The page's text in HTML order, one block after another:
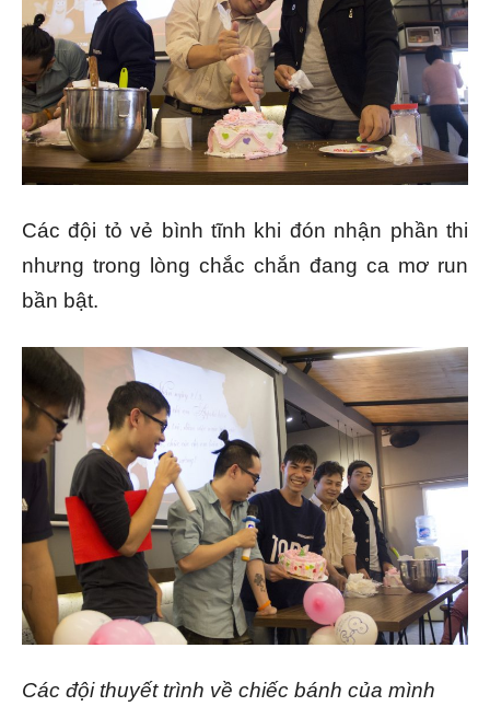
Các đội tỏ vẻ bình tĩnh khi đón nhận phần thi
nhưng trong lòng chắc chắn đang ca mơ run
bần bật.
Các đội thuyết trình về chiếc bánh của mình